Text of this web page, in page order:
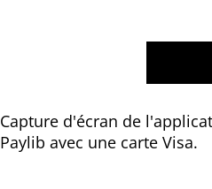
Capture d'écran de
Paylib avec une carte Visa.